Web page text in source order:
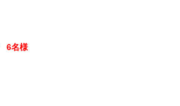
6名様